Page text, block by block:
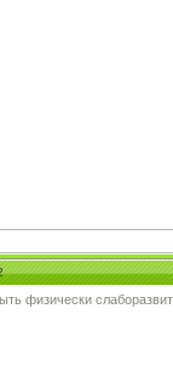
физически